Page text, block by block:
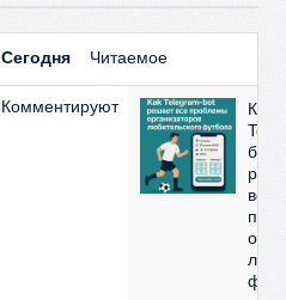
Сегодня Читаемое
Комментируют
Как
бот
все